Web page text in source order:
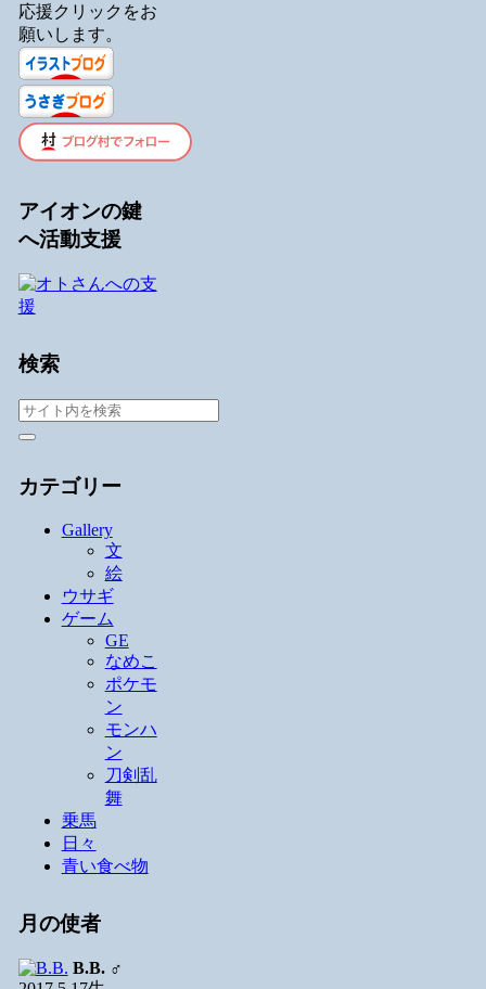
応援クリックをお
願いします。
アイオンの鍵
へ活動支援
検索
カテゴリー
Gallery
文
絵
ウサギ
ゲーム
GE
なめこ
ポケモ
ン
モンハ
ン
刀剣乱
舞
乗馬
日々
青い食べ物
月の使者
B.B.♂